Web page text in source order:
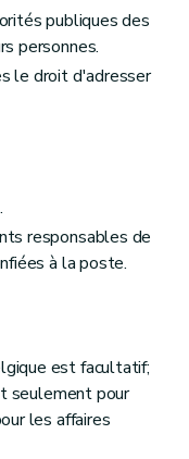
publiques des
personnes.
le droit d'adresser
responsables de
à la poste.
est facultatif;
seulement pour
les affaires